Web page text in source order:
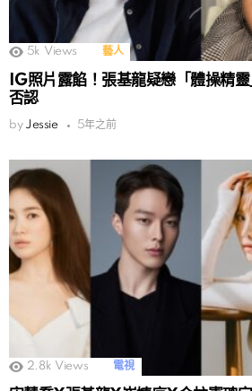
5k Views 藝人
IG照片露餡！張基龍疑戀「體操精
否認
by Jessie 5年之前
2.8k Views 電視